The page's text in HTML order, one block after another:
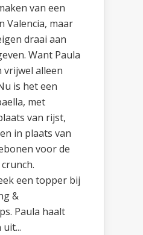
van een
Valencia, maar
draai aan
Want Paula
vrijwel alleen
is het een
met
van rijst,
in plaats van
voor de
een topper bij
&
Paula haalt